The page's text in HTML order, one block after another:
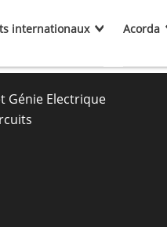
internationaux Acorda
Génie Electrique